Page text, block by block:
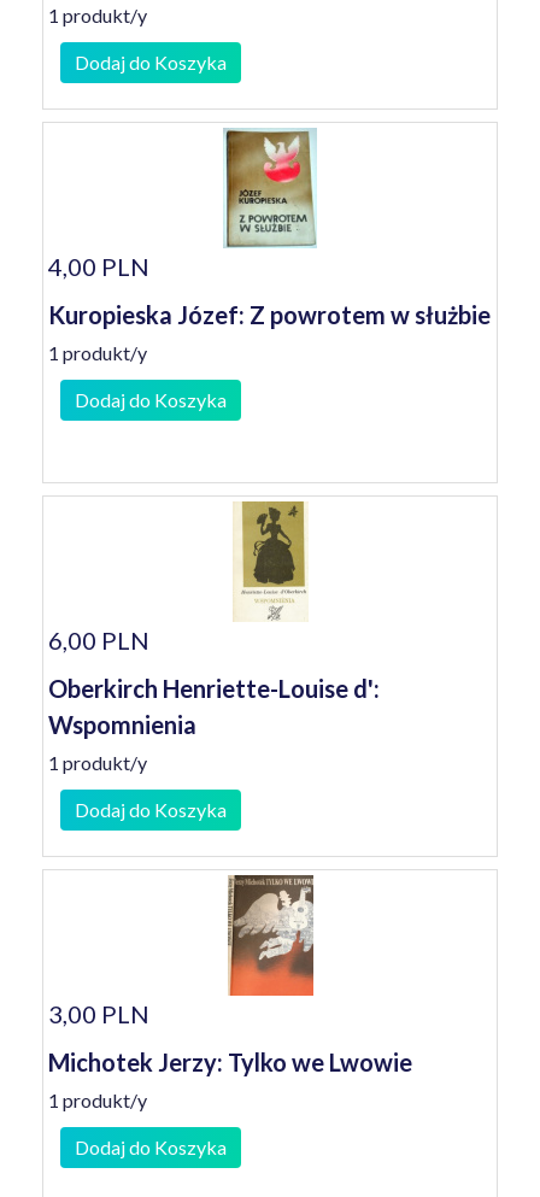
1 produkt/y
Dodaj do Koszyka
4,00 PLN
Kuropieska Józef: Z powrotem w służbie
1 produkt/y
Dodaj do Koszyka
6,00 PLN
Oberkirch Henriette-Louise d':
Wspomnienia
1 produkt/y
Dodaj do Koszyka
3,00 PLN
Michotek Jerzy: Tylko we Lwowie
1 produkt/y
Dodaj do Koszyka